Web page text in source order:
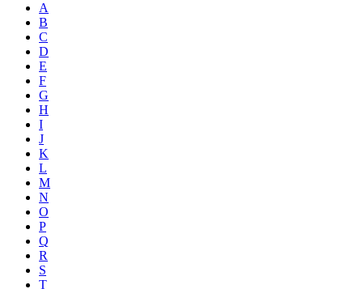
A
B
C
D
E
F
G
H
I
J
K
L
M
N
O
P
Q
R
S
T